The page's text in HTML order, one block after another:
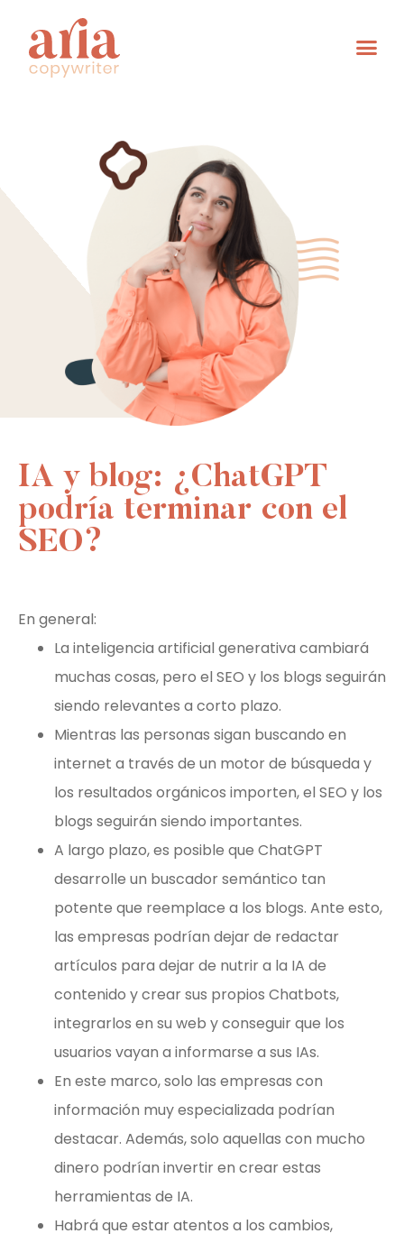
IA y blog: ¿ChatGPT
podría terminar con el
SEO?
En general:
La inteligencia artificial generativa cambiará
muchas cosas, pero el SEO y los blogs seguirán
siendo relevantes a corto plazo.
Mientras las personas sigan buscando en
internet a través de un motor de búsqueda y
los resultados orgánicos importen, el SEO y los
blogs seguirán siendo importantes.
A largo plazo, es posible que ChatGPT
desarrolle un buscador semántico tan
potente que reemplace a los blogs. Ante esto,
las empresas podrían dejar de redactar
artículos para dejar de nutrir a la IA de
contenido y crear sus propios Chatbots,
integrarlos en su web y conseguir que los
usuarios vayan a informarse a sus IAs.
En este marco, solo las empresas con
información muy especializada podrían
destacar. Además, solo aquellas con mucho
dinero podrían invertir en crear estas
herramientas de IA.
Habrá que estar atentos a los cambios,